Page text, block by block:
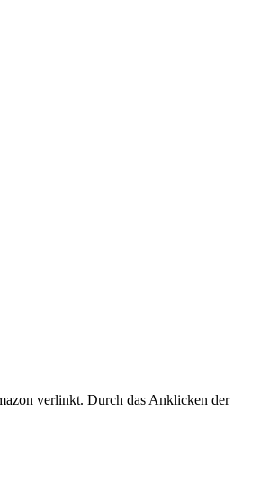
verlinkt. Durch das Anklicken der